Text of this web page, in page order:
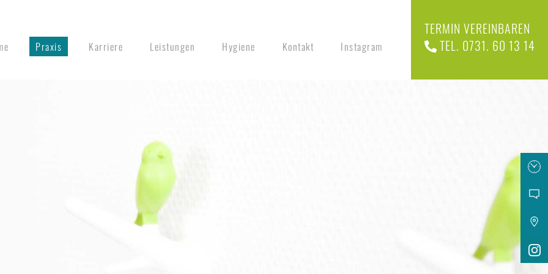
Praxis Karriere Leistungen Hygiene Kontakt Instagram
TERMIN VEREINBAREN
TEL. 0731. 60 13 14